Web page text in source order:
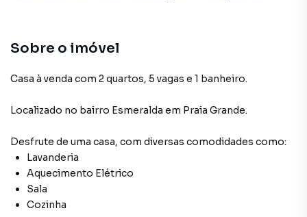
Sala
Cozinha
Lavanderia
Sobre o imóvel
Casa à venda com 2 quartos, 5 vagas e 1 banheiro.
Localizado no bairro Esmeralda em Praia Grande.
Desfrute de uma casa, com diversas comodidades como:
Lavanderia
Aquecimento Elétrico
Sala
Cozinha